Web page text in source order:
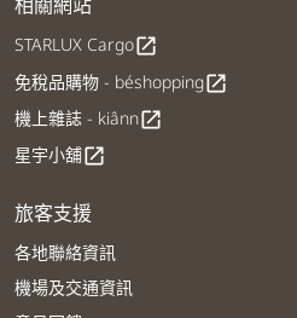
STARLUX Cargoopen_in_new
免稅品購物 - béshoppingopen_in_new
機上雜誌 - kiânnopen_in_new
星宇小舖open_in_new
旅客支援
各地聯絡資訊
機場及交通資訊